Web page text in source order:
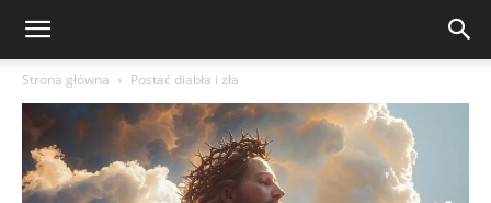
Strona główna Postać diabła i zła